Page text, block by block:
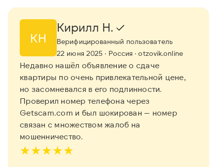
КН
Кирилл Н.
Верифицированный пользователь
22 июня 2025 · Россия · otzovik.online
Недавно нашёл объявление о сдаче
квартиры по очень привлекательной цене,
но засомневался в его подлинности.
Проверил номер телефона через
Getscam.com и был шокирован — номер
связан с множеством жалоб на
мошенничество.
★★★★★